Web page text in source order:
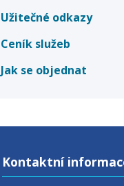
Užitečné odkazy
Ceník služeb
Jak se objednat
Kontaktní